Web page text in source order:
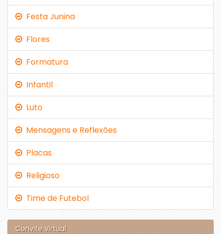
Festa Junina
Flores
Formatura
Infantil
Luto
Mensagens e Reflexões
Placas
Religioso
Time de Futebol
Convite Virtual